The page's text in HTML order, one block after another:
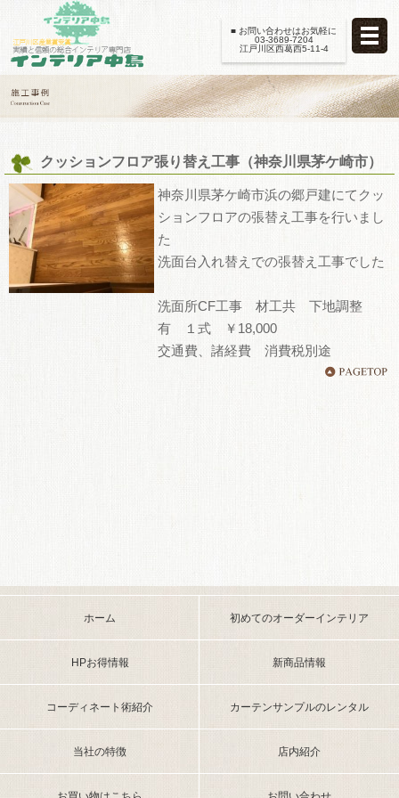
■ お問い合わせはお気軽に
03-3689-7204
江戸川区西葛西5-11-4
クッションフロア張り替え工事（神奈川県茅ケ崎市）
神奈川県茅ケ崎市浜の郷戸建にてクッ
ションフロアの張替え工事を行いまし
た
洗面台入れ替えでの張替え工事でした
洗面所CF工事 材工共 下地調整
有 １式 ￥18,000
交通費、諸経費 消費税別途
ホーム 初めてのオーダーインテリア
HPお得情報 新商品情報
コーディネート術紹介 カーテンサンプルのレンタル
当社の特徴 店内紹介